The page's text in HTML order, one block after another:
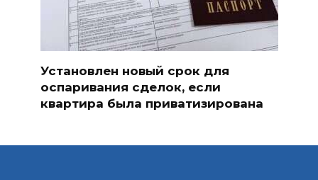
Установлен новый срок для
оспаривания сделок, если
квартира была приватизирована